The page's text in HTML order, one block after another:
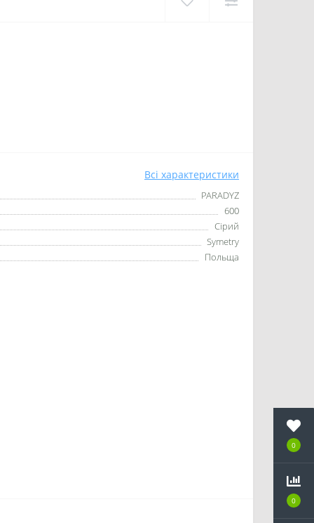
0
0
Всі характеристики
PARADYZ
600
Сірий
Symetry
Польща